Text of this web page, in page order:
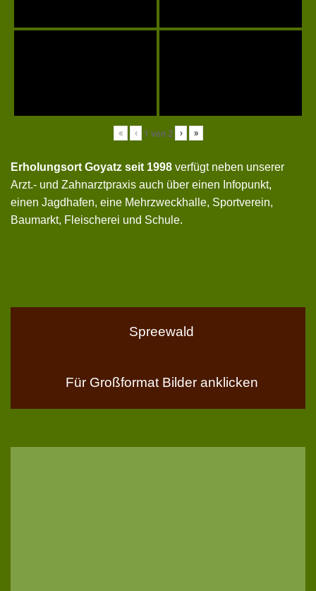
« ‹ 1 von 2 › »
Erholungsort Goyatz seit 1998 verfügt neben unserer
Arzt.- und Zahnarztpraxis auch über einen Infopunkt,
einen Jagdhafen, eine Mehrzweckhalle, Sportverein,
Baumarkt, Fleischerei und Schule.
Spreewald
Für Großformat Bilder anklicken